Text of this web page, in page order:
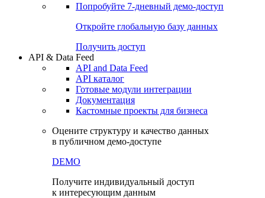
Попробуйте 7-дневный демо-доступ
Откройте глобальную базу данных
Получить доступ
API & Data Feed
API and Data Feed
API каталог
Готовые модули интеграции
Документация
Кастомные проекты для бизнеса
Оцените структуру и качество данных
в публичном демо-доступе
DEMO
Получите индивидуальный доступ
к интересующим данным